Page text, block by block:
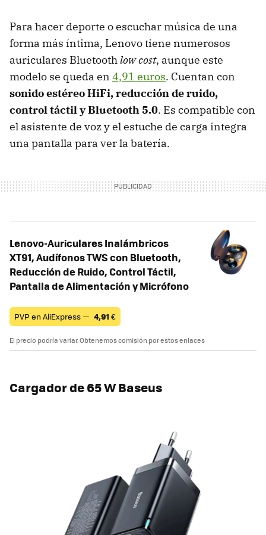
Para hacer deporte o escuchar música de una
forma más íntima, Lenovo tiene numerosos
auriculares Bluetoothlow cost, aunque este
modelo se queda en 4,91 euros. Cuentan con
sonido estéreo HiFi, reducción de ruido,
control táctil y Bluetooth 5.0. Es compatible con
el asistente de voz y el estuche de carga integra
una pantalla para ver la batería.
Lenovo-Auriculares Inalámbricos
XT91, Audífonos TWS con Bluetooth,
Reducción de Ruido, Control Táctil,
Pantalla de Alimentación y Micrófono
PVP en AliExpress — 4,91 €
El precio podría variar. Obtenemos comisión por estos enlaces
Cargador de 65 W Baseus